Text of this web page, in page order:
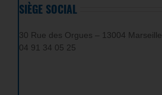
SIÈGE SOCIAL
30 Rue des Orgues – 13004 Marseille
04 91 34 05 25